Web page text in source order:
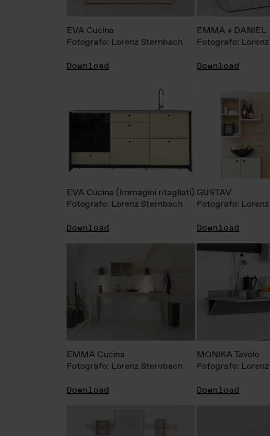
EVA Cucina
Fotografo: Lorenz Sternbach
Download
EMMA + DANIEL
Fotografo:
Download
EVA Cucina (Immagini ritagliati)
Fotografo: Lorenz Sternbach
Download
GUSTAV
Fotografo:
Download
EMMA Cucina
Fotografo: Lorenz Sternbach
Download
MONIKA Tavolo
Fotografo:
Download